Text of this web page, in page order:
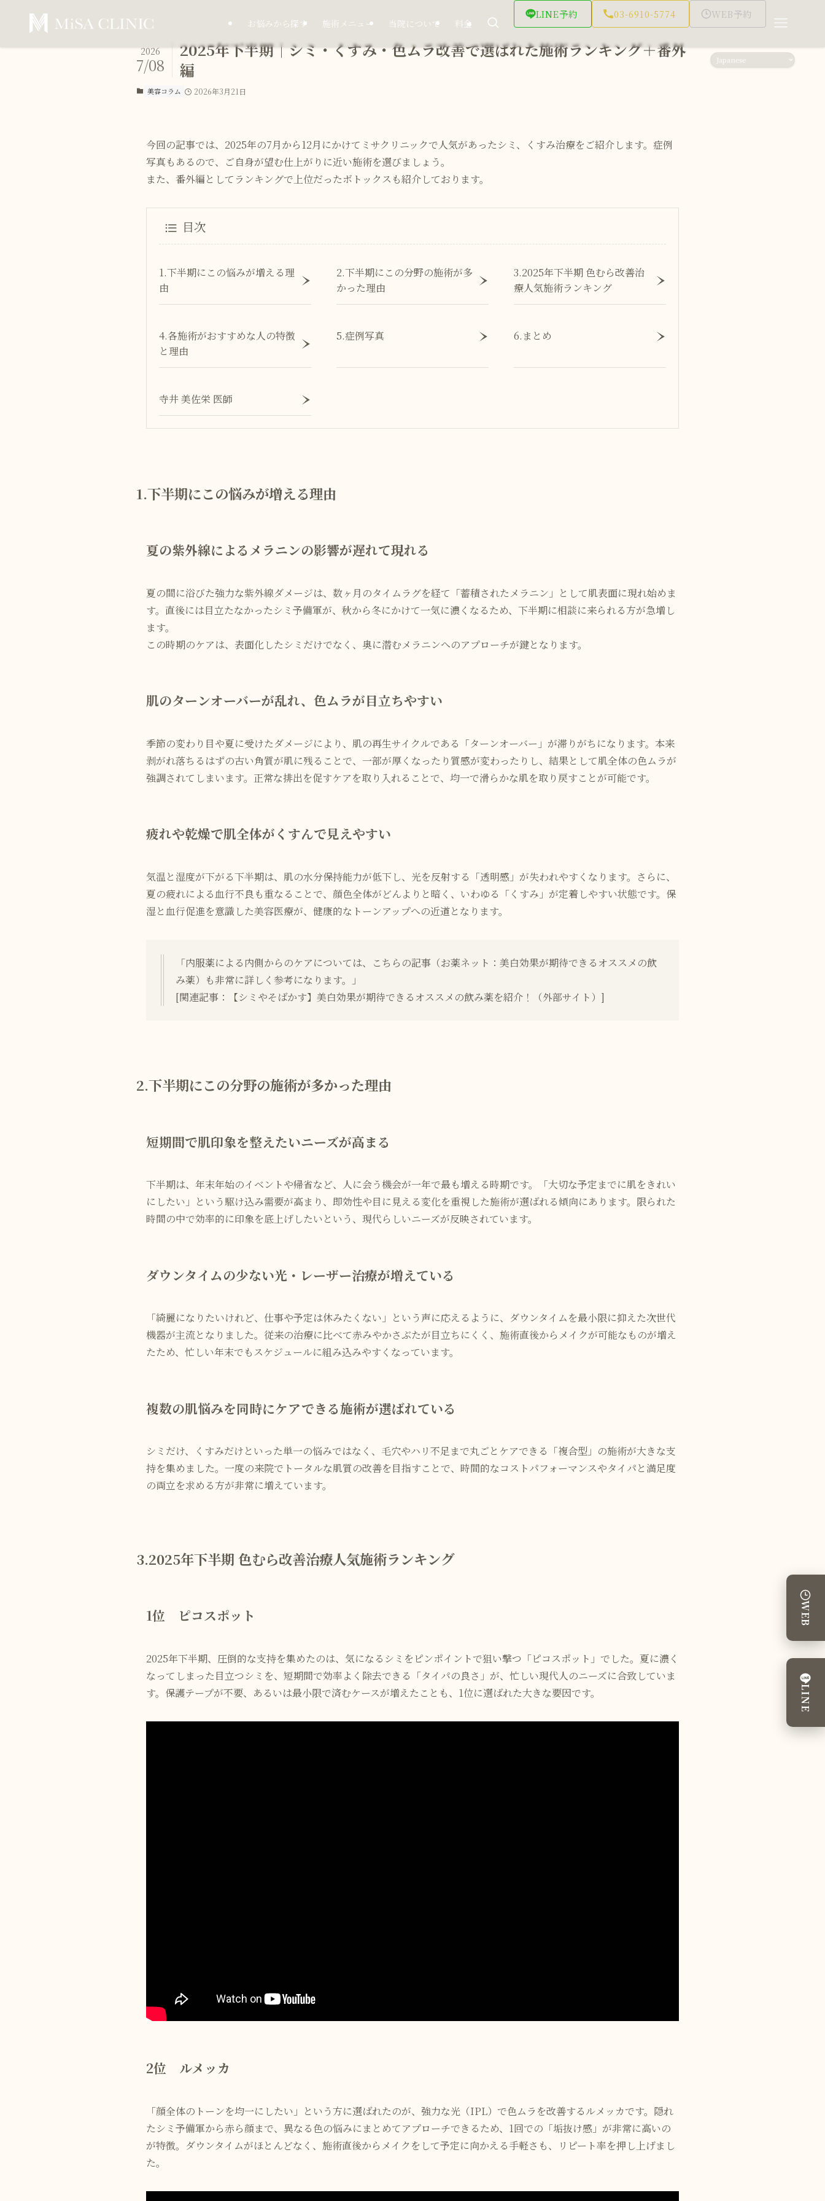
お悩みから探す 施術メニュー 当院について 料金
LINE予約 03-6910-5774 WEB予約
2025年下半期｜シミ・くすみ・色ムラ改善で選ばれた施術ランキング＋番外
編
2026
7/08
美容コラム 2026年3月21日
今回の記事では、2025年の7月から12月にかけてミサクリニックで人気があったシミ、くすみ治療をご紹介します。症例
写真もあるので、ご自身が望む仕上がりに近い施術を選びましょう。
また、番外編としてランキングで上位だったボトックスも紹介しております。
目次
1.下半期にこの悩みが増える理
由
2.下半期にこの分野の施術が多
かった理由
3.2025年下半期 色むら改善治
療人気施術ランキング
4.各施術がおすすめな人の特徴
と理由
5.症例写真 6.まとめ
寺井 美佐栄 医師
1.下半期にこの悩みが増える理由
夏の紫外線によるメラニンの影響が遅れて現れる
夏の間に浴びた強力な紫外線ダメージは、数ヶ月のタイムラグを経て「蓄積されたメラニン」として肌表面に現れ始めま
す。直後には目立たなかったシミ予備軍が、秋から冬にかけて一気に濃くなるため、下半期に相談に来られる方が急増し
ます。
この時期のケアは、表面化したシミだけでなく、奥に潜むメラニンへのアプローチが鍵となります。
肌のターンオーバーが乱れ、色ムラが目立ちやすい
季節の変わり目や夏に受けたダメージにより、肌の再生サイクルである「ターンオーバー」が滞りがちになります。本来
剥がれ落ちるはずの古い角質が肌に残ることで、一部が厚くなったり質感が変わったりし、結果として肌全体の色ムラが
強調されてしまいます。正常な排出を促すケアを取り入れることで、均一で滑らかな肌を取り戻すことが可能です。
疲れや乾燥で肌全体がくすんで見えやすい
気温と湿度が下がる下半期は、肌の水分保持能力が低下し、光を反射する「透明感」が失われやすくなります。さらに、
夏の疲れによる血行不良も重なることで、顔色全体がどんよりと暗く、いわゆる「くすみ」が定着しやすい状態です。保
湿と血行促進を意識した美容医療が、健康的なトーンアップへの近道となります。
「内服薬による内側からのケアについては、こちらの記事（お薬ネット：美白効果が期待できるオススメの飲
み薬）も非常に詳しく参考になります。」
[関連記事：
【シミやそばかす】美白効果が期待できるオススメの飲み薬を紹介！ （外部サイト）]
2.下半期にこの分野の施術が多かった理由
短期間で肌印象を整えたいニーズが高まる
下半期は、年末年始のイベントや帰省など、人に会う機会が一年で最も増える時期です。「大切な予定までに肌をきれい
にしたい」という駆け込み需要が高まり、即効性や目に見える変化を重視した施術が選ばれる傾向にあります。限られた
時間の中で効率的に印象を底上げしたいという、現代らしいニーズが反映されています。
ダウンタイムの少ない光・レーザー治療が増えている
「綺麗になりたいけれど、仕事や予定は休みたくない」という声に応えるように、ダウンタイムを最小限に抑えた次世代
機器が主流となりました。従来の治療に比べて赤みやかさぶたが目立ちにくく、施術直後からメイクが可能なものが増え
たため、忙しい年末でもスケジュールに組み込みやすくなっています。
複数の肌悩みを同時にケアできる施術が選ばれている
シミだけ、くすみだけといった単一の悩みではなく、毛穴やハリ不足まで丸ごとケアできる「複合型」の施術が大きな支
持を集めました。一度の来院でトータルな肌質の改善を目指すことで、時間的なコストパフォーマンスやタイパと満足度
の両立を求める方が非常に増えています。
3.2025年下半期 色むら改善治療人気施術ランキング
1位 ピコスポット
2025年下半期、圧倒的な支持を集めたのは、気になるシミをピンポイントで狙い撃つ「ピコスポット」でした。夏に濃く
なってしまった目立つシミを、短期間で効率よく除去できる「タイパの良さ」が、忙しい現代人のニーズに合致していま
す。保護テープが不要、あるいは最小限で済むケースが増えたことも、1位に選ばれた大きな要因です。
2位 ルメッカ
「顔全体のトーンを均一にしたい」という方に選ばれたのが、強力な光（IPL）で色ムラを改善するルメッカです。隠れ
たシミ予備軍から赤ら顔まで、異なる色の悩みにまとめてアプローチできるため、1回での「垢抜け感」が非常に高いの
が特徴。ダウンタイムがほとんどなく、施術直後からメイクをして予定に向かえる手軽さも、リピート率を押し上げまし
た。
WEB
LINE